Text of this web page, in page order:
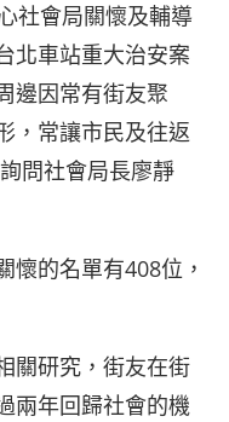
社會局關懷及輔導
北車站重大治安案
邊因常有街友聚
，常讓市民及往返
問社會局長廖靜
懷的名單有408位，
關研究，街友在街
兩年回歸社會的機